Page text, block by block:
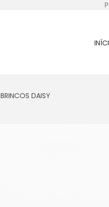
BRINCOS DAISY